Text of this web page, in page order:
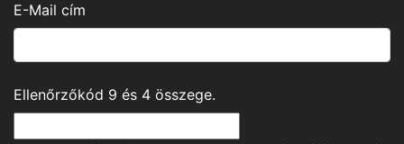
E-Mail cím
Ellenőrzőkód 9 és 4 összege.